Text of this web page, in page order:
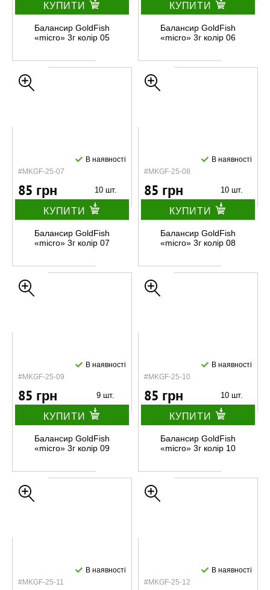
КУПИТИ
Балансир GoldFish
«micro» 3г колір 05
КУПИТИ
Балансир GoldFish
«micro» 3г колір 06
#MKGF-25-07
В наявності
85 грн 10 шт.
КУПИТИ
Балансир GoldFish
«micro» 3г колір 07
#MKGF-25-08
В наявності
85 грн 10 шт.
КУПИТИ
Балансир GoldFish
«micro» 3г колір 08
#MKGF-25-09
В наявності
85 грн 9 шт.
КУПИТИ
Балансир GoldFish
«micro» 3г колір 09
#MKGF-25-10
В наявності
85 грн 10 шт.
КУПИТИ
Балансир GoldFish
«micro» 3г колір 10
#MKGF-25-11
В наявності
#MKGF-25-12
В наявності